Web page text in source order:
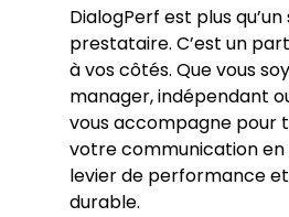
DialogPerf est plus
prestataire. C’est un
à vos côtés. Que vous
manager, indépendant
vous accompagne pour
votre communication
levier de performance
durable.